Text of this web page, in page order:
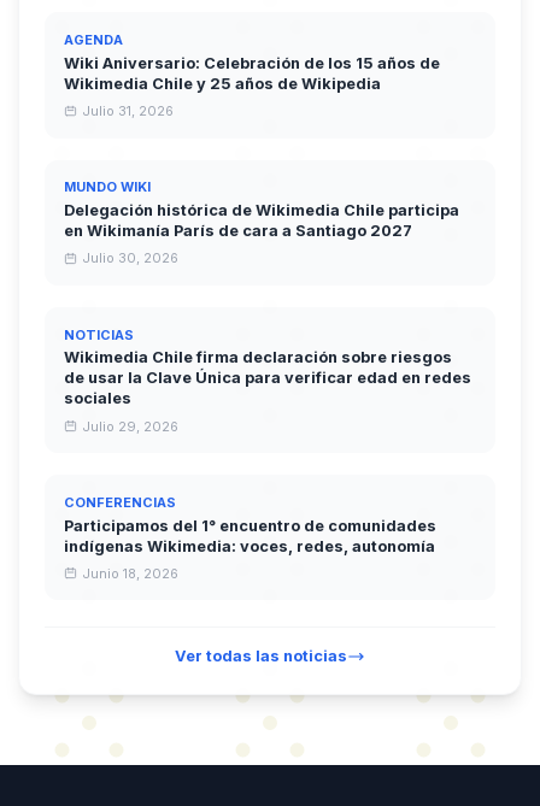
AGENDA
Wiki Aniversario: Celebración de los 15 años de
Wikimedia Chile y 25 años de Wikipedia
Julio 31, 2026
MUNDO WIKI
Delegación histórica de Wikimedia Chile participa
en Wikimanía París de cara a Santiago 2027
Julio 30, 2026
NOTICIAS
Wikimedia Chile firma declaración sobre riesgos
de usar la Clave Única para verificar edad en redes
sociales
Julio 29, 2026
CONFERENCIAS
Participamos del 1° encuentro de comunidades
indígenas Wikimedia: voces, redes, autonomía
Junio 18, 2026
Ver todas las noticias